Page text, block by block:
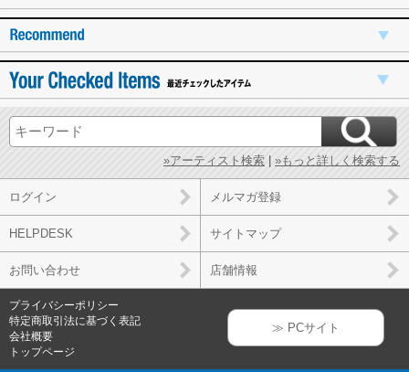
»アーティスト検索 | »もっと詳しく検索する
ログイン メルマガ登録
HELPDESK サイトマップ
お問い合わせ 店舗情報
プライバシーポリシー
特定商取引法に基づく表記
会社概要
トップページ
≫ PCサイト